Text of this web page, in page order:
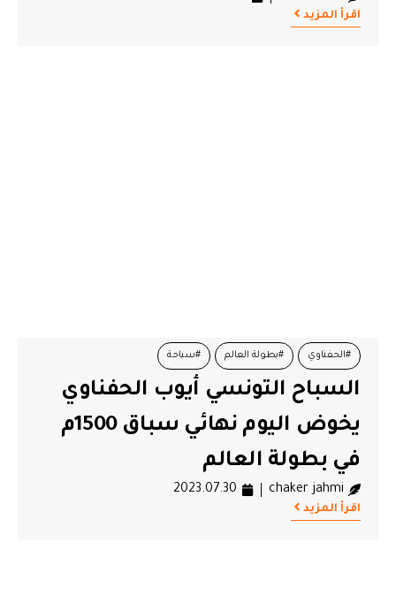
اقرأ المزيد
#الحفناوي #بطولة العالم #سباحة
السباح التونسي أيوب الحفناوي
يخوض اليوم نهائي سباق 1500م
في بطولة العالم
chaker jahmi
2023.07.30
اقرأ المزيد